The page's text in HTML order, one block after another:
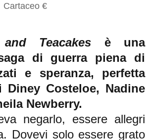
€
Teacakes è una
di guerra piena di
e speranza, perfetta
Costeloe, Nadine
Newberry.
negarlo, essere allegri
Dovevi solo essere grato